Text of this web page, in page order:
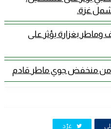
غزة.
بغزارة يؤثر على
من منخفض جوي ماطر قادم
غرّد